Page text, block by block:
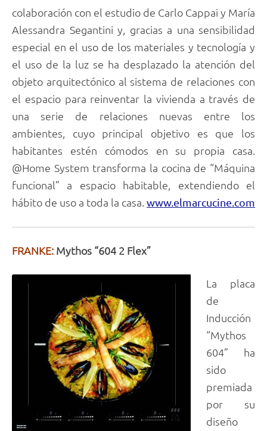
colaboración con el estudio de Carlo Cappai y María
Alessandra Segantini y, gracias a una sensibilidad
especial en el uso de los materiales y tecnología y
el uso de la luz se ha desplazado la atención del
objeto arquitectónico al sistema de relaciones con
el espacio para reinventar la vivienda a través de
una serie de relaciones nuevas entre los
ambientes, cuyo principal objetivo es que los
habitantes estén cómodos en su propia casa.
@Home System transforma la cocina de “Máquina
funcional” a espacio habitable, extendiendo el
hábito de uso a toda la casa. www.elmarcucine.com
FRANKE: Mythos “604 2 Flex”
La placa
de
Inducción
“Mythos
604” ha
sido
premiada
por su
diseño